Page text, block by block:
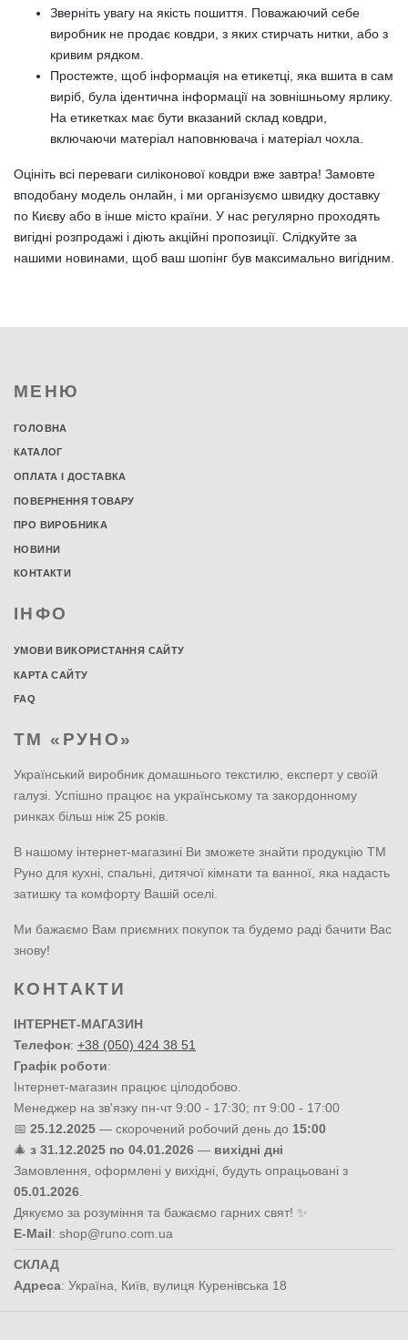
Зверніть увагу на якість пошиття. Поважаючий себе
виробник не продає ковдри, з яких стирчать нитки, або з
кривим рядком.
Простежте, щоб інформація на етикетці, яка вшита в сам
виріб, була ідентична інформації на зовнішньому ярлику.
На етикетках має бути вказаний склад ковдри,
включаючи матеріал наповнювача і матеріал чохла.
Оцініть всі переваги силіконової ковдри вже завтра! Замовте
вподобану модель онлайн, і ми організуємо швидку доставку
по Києву або в інше місто країни. У нас регулярно проходять
вигідні розпродажі і діють акційні пропозиції. Слідкуйте за
нашими новинами, щоб ваш шопінг був максимально вигідним.
МЕНЮ
ГОЛОВНА
КАТАЛОГ
ОПЛАТА І ДОСТАВКА
ПОВЕРНЕННЯ ТОВАРУ
ПРО ВИРОБНИКА
НОВИНИ
КОНТАКТИ
ІНФО
УМОВИ ВИКОРИСТАННЯ САЙТУ
КАРТА САЙТУ
FAQ
ТМ «РУНО»
Український виробник домашнього текстилю, експерт у своїй
галузі. Успішно працює на українському та закордонному
ринках більш ніж 25 років.
В нашому інтернет-магазині Ви зможете знайти продукцію ТМ
Руно для кухні, спальні, дитячої кімнати та ванної, яка надасть
затишку та комфорту Вашій оселі.
Ми бажаємо Вам приємних покупок та будемо раді бачити Вас
знову!
КОНТАКТИ
ІНТЕРНЕТ-МАГАЗИН
Телефон: +38 (050) 424 38 51
Графік роботи:
Інтернет-магазин працює цілодобово.
Менеджер на зв'язку пн-чт 9:00 - 17:30; пт 9:00 - 17:00
📅 25.12.2025 — скорочений робочий день до 15:00
🎄 з 31.12.2025 по 04.01.2026 — вихідні дні
Замовлення, оформлені у вихідні, будуть опрацьовані з
05.01.2026
Дякуємо за розуміння та бажаємо гарних свят! ✨
E-Mail: shop@runo.com.ua
СКЛАД
Адреса: Україна Київ вулиця Куренівська 18